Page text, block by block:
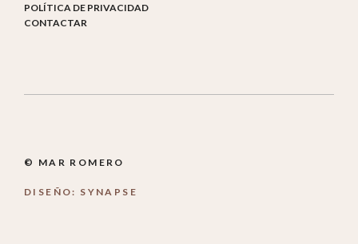
POLÍTICA DE PRIVACIDAD
CONTACTAR
© MAR ROMERO
DISEÑO: SYNAPSE